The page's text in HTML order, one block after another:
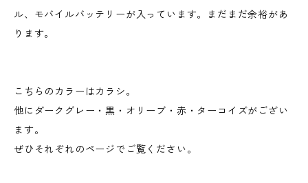
ル、モバイルバッテリーが入っています。まだまだ余裕があ
ります。
こちらのカラーはカラシ。
他にダークグレー・黒・オリーブ・赤・ターコイズがござい
ます。
ぜひそれぞれのページでご覧ください。